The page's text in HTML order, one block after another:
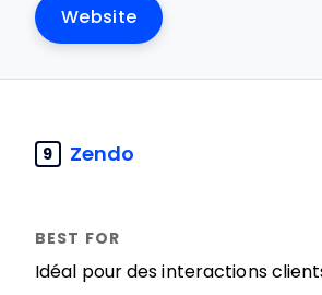
Website
9 Zendo
Idéal pour des interactions